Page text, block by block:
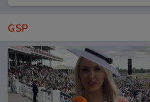
GSP